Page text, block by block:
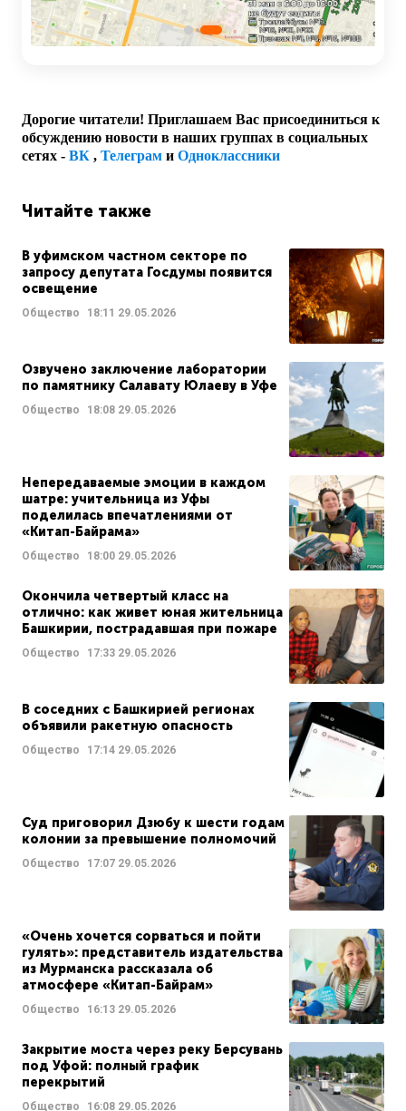
Дорогие читатели! Приглашаем Вас присоединиться к
обсуждению новости в наших группах в социальных
сетях - ВК , Телеграм и Одноклассники
Читайте также
В уфимском частном секторе по
запросу депутата Госдумы появится
освещение
Общество 18:11 29.05.2026
Озвучено заключение лаборатории
по памятнику Салавату Юлаеву в Уфе
Общество 18:08 29.05.2026
Непередаваемые эмоции в каждом
шатре: учительница из Уфы
поделилась впечатлениями от
«Китап-Байрама»
Общество 18:00 29.05.2026
Окончила четвертый класс на
отлично: как живет юная жительница
Башкирии, пострадавшая при пожаре
Общество 17:33 29.05.2026
В соседних с Башкирией регионах
объявили ракетную опасность
Общество 17:14 29.05.2026
Суд приговорил Дзюбу к шести годам
колонии за превышение полномочий
Общество 17:07 29.05.2026
«Очень хочется сорваться и пойти
гулять»: представитель издательства
из Мурманска рассказала об
атмосфере «Китап-Байрам»
Общество 16:13 29.05.2026
Закрытие моста через реку Берсувань
под Уфой: полный график
перекрытий
Общество 16:08 29.05.2026